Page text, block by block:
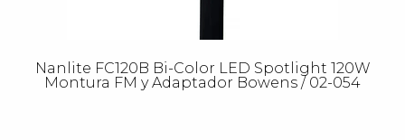
Nanlite FC120B Bi-Color LED Spotlight 120W
Montura FM y Adaptador Bowens / 02-054